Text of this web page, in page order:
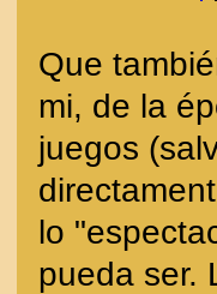
Que
mi, de la
juegos
lo
pueda ser.